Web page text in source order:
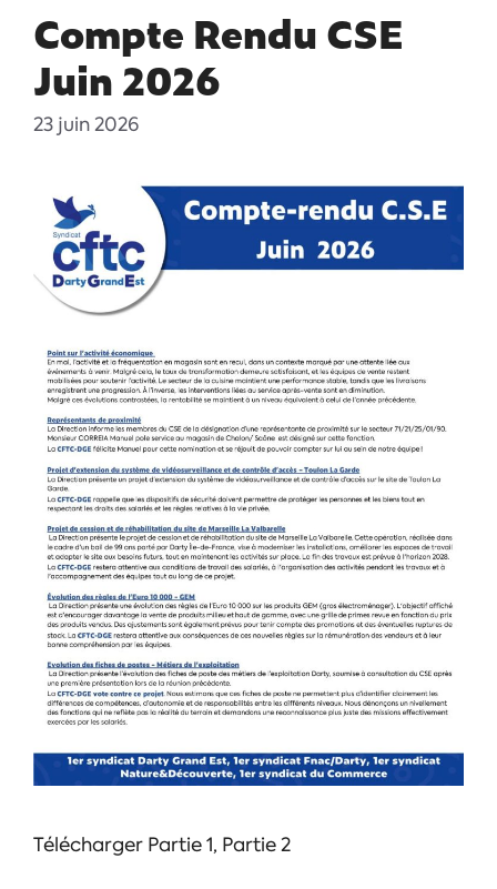
Compte Rendu CSE
Juin 2026
23 juin 2026
Télécharger Partie 1, Partie 2